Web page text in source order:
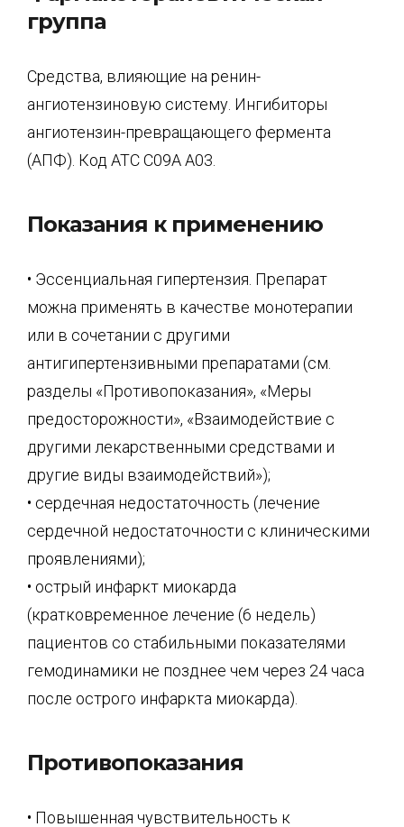
группа
Средства, влияющие на ренин-
ангиотензиновую систему. Ингибиторы
ангиотензин-превращающего фермента
(АПФ). Код АТС С09А А03.
Показания к применению
• Эссенциальная гипертензия. Препарат
можна применять в качестве монотерапии
или в сочетании с другими
антигипертензивными препаратами (см.
разделы «Противопоказания», «Меры
предосторожности», «Взаимодействие с
другими лекарственными средствами и
другие виды взаимодействий»);
• сердечная недостаточность (лечение
сердечной недостаточности с клиническими
проявлениями);
• острый инфаркт миокарда
(кратковременное лечение (6 недель)
пациентов со стабильными показателями
гемодинамики не позднее чем через 24 часа
после острого инфаркта миокарда).
Противопоказания
• Повышенная чувствительность к